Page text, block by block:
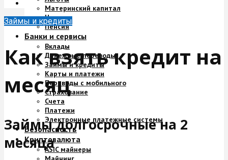
Материнский капитал
Налоги
Пенсия
Банки и сервисы
Вклады
Денежные переводы
Займы и кредиты
Карты и платежи
Переводы с мобильного
Страхование
Счета
Платежи
Электронные платежные системы
Безопасность
Криптовалюта
ASIC майнеры
Займы и кредиты
Как взять кредит на
месяц
Займы долгосрочные на 2
месяца